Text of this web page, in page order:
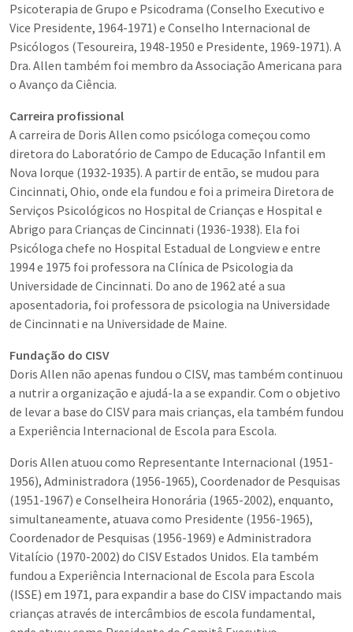
Psicoterapia de Grupo e Psicodrama (Conselho Executivo e
Vice Presidente, 1964-1971) e Conselho Internacional de
Psicólogos (Tesoureira, 1948-1950 e Presidente, 1969-1971). A
Dra. Allen também foi membro da Associação Americana para
o Avanço da Ciência.
Carreira profissional
A carreira de Doris Allen como psicóloga começou como
diretora do Laboratório de Campo de Educação Infantil em
Nova Iorque (1932-1935). A partir de então, se mudou para
Cincinnati, Ohio, onde ela fundou e foi a primeira Diretora de
Serviços Psicológicos no Hospital de Crianças e Hospital e
Abrigo para Crianças de Cincinnati (1936-1938). Ela foi
Psicóloga chefe no Hospital Estadual de Longview e entre
1994 e 1975 foi professora na Clínica de Psicologia da
Universidade de Cincinnati. Do ano de 1962 até a sua
aposentadoria, foi professora de psicologia na Universidade
de Cincinnati e na Universidade de Maine.
Fundação do CISV
Doris Allen não apenas fundou o CISV, mas também continuou
a nutrir a organização e ajudá-la a se expandir. Com o objetivo
de levar a base do CISV para mais crianças, ela também fundou
a Experiência Internacional de Escola para Escola.
Doris Allen atuou como Representante Internacional (1951-
1956), Administradora (1956-1965), Coordenador de Pesquisas
(1951-1967) e Conselheira Honorária (1965-2002), enquanto,
simultaneamente, atuava como Presidente (1956-1965),
Coordenador de Pesquisas (1956-1969) e Administradora
Vitalício (1970-2002) do CISV Estados Unidos. Ela também
fundou a Experiência Internacional de Escola para Escola
(ISSE) em 1971, para expandir a base do CISV impactando mais
crianças através de intercâmbios de escola fundamental,